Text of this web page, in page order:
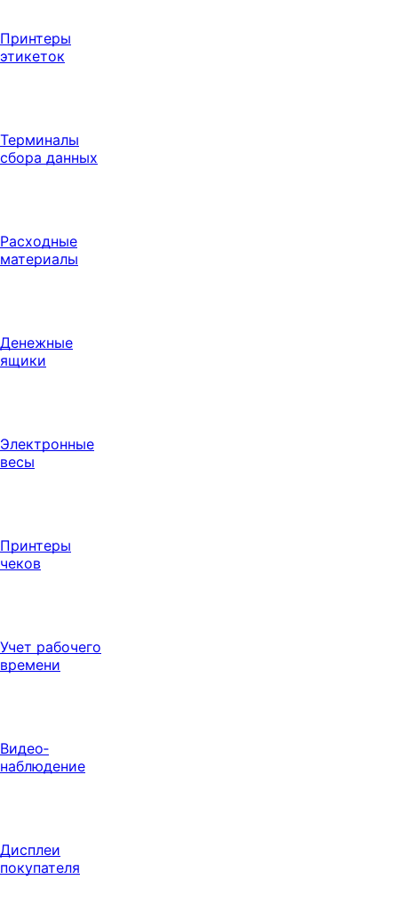
Принтеры
этикеток
Терминалы
сбора данных
Расходные
материалы
Денежные
ящики
Электронные
весы
Принтеры
чеков
Учет рабочего
времени
Видео‑
наблюдение
Дисплеи
покупателя